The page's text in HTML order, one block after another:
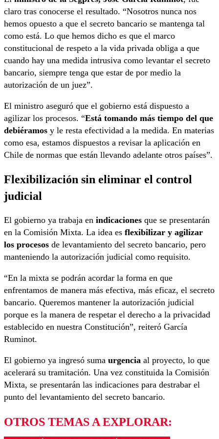
claro tras conocerse el resultado. “Nosotros nunca nos
hemos opuesto a que el secreto bancario se mantenga tal
como está. Lo que hemos dicho es que el marco
constitucional de respeto a la vida privada obliga a que
cuando hay una medida intrusiva como levantar el secreto
bancario, siempre tenga que estar de por medio la
autorización de un juez”.
El ministro aseguró que el gobierno está dispuesto a
agilizar los procesos. “Está tomando más tiempo del que
debiéramos y le resta efectividad a la medida. En materias
como esa, estamos dispuestos a revisar la aplicación en
Chile de normas que están llevando adelante otros países”.
Flexibilización sin eliminar el control
judicial
El gobierno ya trabaja en indicaciones que se presentarán
en la Comisión Mixta. La idea es flexibilizar y agilizar
los procesos de levantamiento del secreto bancario, pero
manteniendo la autorización judicial como requisito.
“En la mixta se podrán acordar la forma en que
enfrentamos de manera más efectiva, más eficaz, el secreto
bancario. Queremos mantener la autorización judicial
porque es la manera de respetar el derecho a la privacidad
establecido en nuestra Constitución”, reiteró García
Ruminot.
El gobierno ya ingresó suma urgencia al proyecto, lo que
acelerará su tramitación. Una vez constituida la Comisión
Mixta, se presentarán las indicaciones para destrabar el
punto del levantamiento del secreto bancario.
OTROS TEMAS A EXPLORAR: